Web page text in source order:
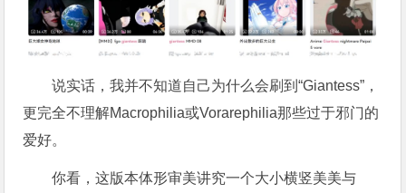
说实话，我并不知道自己为什么会刷到“Giantess”，
更完全不理解Macrophilia或Vorarephilia那些过于邪门的
爱好。
你看，这版本体形审美讲究一个大小横竖美美与